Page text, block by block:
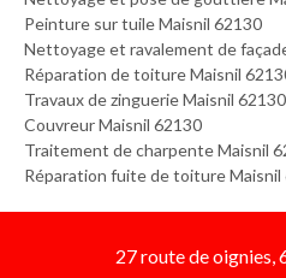
Peinture sur tuile Maisnil 62130
Nettoyage et ravalement de
Réparation de toiture Maisnil
Travaux de zinguerie Maisnil 62130
Couvreur Maisnil 62130
Traitement de charpente Maisnil
Réparation fuite de toiture Maisnil
27 route de oignies,